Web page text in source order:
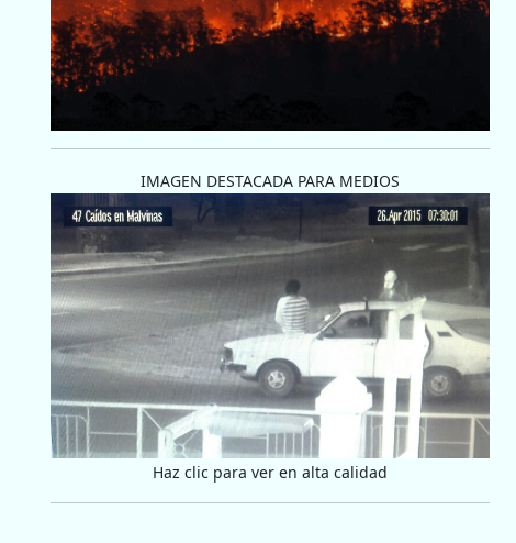
IMAGEN DESTACADA PARA MEDIOS
Haz clic para ver en alta calidad